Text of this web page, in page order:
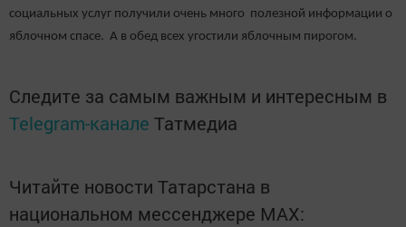
социальных услуг получили очень много полезной информации о
яблочном спасе. А в обед всех угостили яблочным пирогом.
Следите за самым важным и интересным в
Telegram-канале Татмедиа
Читайте новости Татарстана в
национальном мессенджере MАХ: